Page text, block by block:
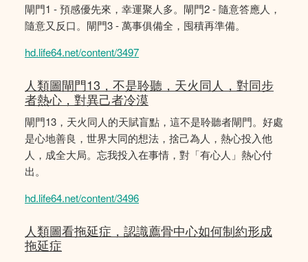
閘門1 - 預感優先來，幸運聚人多。閘門2 - 隨意答應人，
隨意又反口。閘門3 - 萬事俱備全，囤積再準備。
hd.life64.net/content/3497
人類圖閘門13，不是聆聽，天火同人，對同步
者熱心，對異己者冷漠
閘門13，天火同人的天賦盲點，這不是聆聽者閘門。好處
是心地善良，世界大同的想法，捨己為人，熱心投入他
人，成全大局。忘我投入在事情，對「有心人」熱心付
出。
hd.life64.net/content/3496
人類圖看拖延症，認識薦骨中心如何制約形成
拖延症